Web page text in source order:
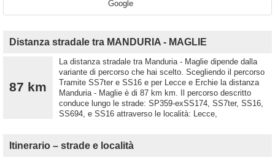
Google
Distanza stradale tra MANDURIA - MAGLIE
87 km
La distanza stradale tra Manduria - Maglie dipende dalla
variante di percorso che hai scelto. Scegliendo il percorso
Tramite SS7ter e SS16 e per Lecce e Erchie la distanza
Manduria - Maglie è di 87 km km. Il percorso descritto
conduce lungo le strade: SP359-exSS174, SS7ter, SS16,
SS694, e SS16 attraverso le località: Lecce,
Itinerario – strade e località